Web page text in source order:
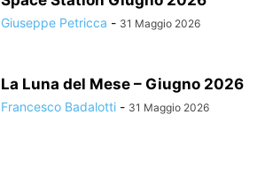
Giuseppe Petricca - 31 Maggio 2026
La Luna del Mese – Giugno 2026
Francesco Badalotti - 31 Maggio 2026